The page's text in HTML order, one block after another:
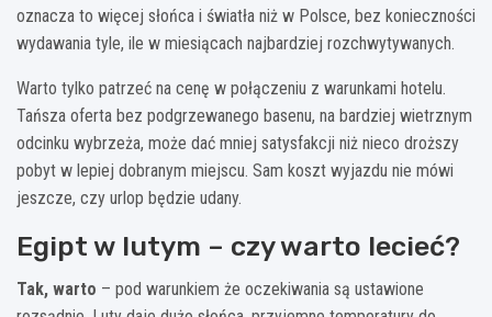
oznacza to więcej słońca i światła niż w Polsce, bez konieczności
wydawania tyle, ile w miesiącach najbardziej rozchwytywanych.
Warto tylko patrzeć na cenę w połączeniu z warunkami hotelu.
Tańsza oferta bez podgrzewanego basenu, na bardziej wietrznym
odcinku wybrzeża, może dać mniej satysfakcji niż nieco droższy
pobyt w lepiej dobranym miejscu. Sam koszt wyjazdu nie mówi
jeszcze, czy urlop będzie udany.
Egipt w lutym – czy warto lecieć?
Tak, warto – pod warunkiem że oczekiwania są ustawione